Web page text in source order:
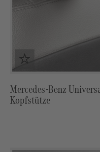
Mercedes-Benz
Kopfstütze